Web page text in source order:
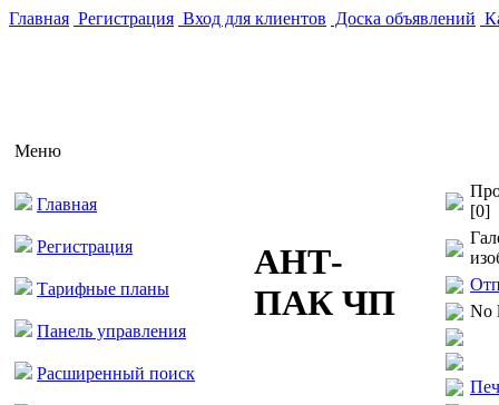
Главная Регистрация Вход для клиентов Доска объявлений
Меню
Главная
Регистрация
Тарифные планы
Панель управления
Расширенный поиск
АНТ-
ПАК ЧП
[0]
No